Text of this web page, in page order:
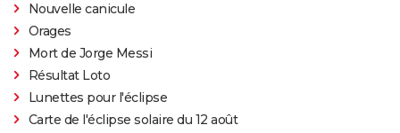
Nouvelle canicule
Orages
Mort de Jorge Messi
Résultat Loto
Lunettes pour l'éclipse
Carte de l'éclipse solaire du 12 août